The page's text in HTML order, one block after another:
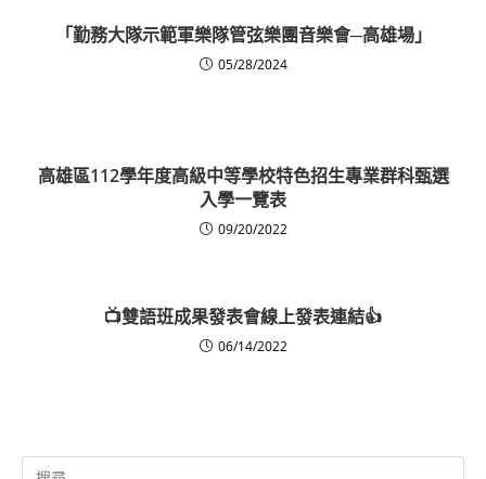
「勤務大隊示範軍樂隊管弦樂團音樂會─高雄場」
05/28/2024
高雄區112學年度高級中等學校特色招生專業群科甄選
入學一覽表
09/20/2022
📺雙語班成果發表會線上發表連結👍
06/14/2022
Search